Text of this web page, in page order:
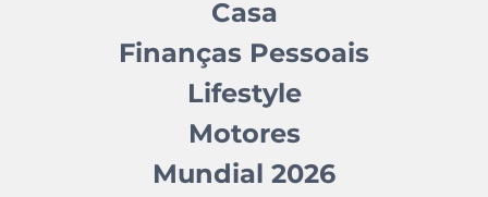
Casa
Finanças Pessoais
Lifestyle
Motores
Mundial 2026